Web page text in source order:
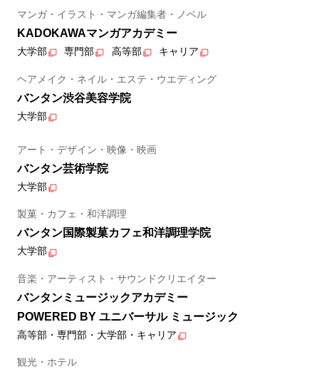
マンガ・イラスト・マンガ編集者・ノベル
KADOKAWAマンガアカデミー
大学部 専門部 高等部 キャリア
ヘアメイク・ネイル・エステ・ウエディング
バンタン渋谷美容学院
大学部
アート・デザイン・映像・映画
バンタン芸術学院
大学部
製菓・カフェ・和洋調理
バンタン国際製菓カフェ和洋調理学院
大学部
音楽・アーティスト・サウンドクリエイター
バンタンミュージックアカデミー
POWERED BY ユニバーサル ミュージック
高等部・専門部・大学部・キャリア
観光・ホテル